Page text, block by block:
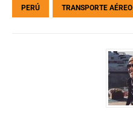
PERÚ TRANSPORTE AÉREO